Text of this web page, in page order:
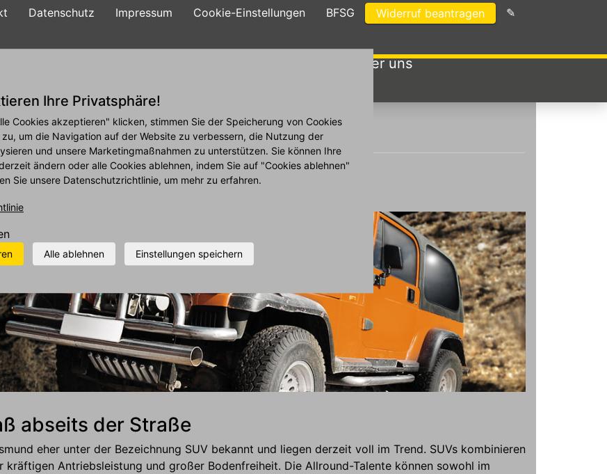
Ihre Privatsphäre!
Cookies akzeptieren" klicken, stimmen Sie der Speicherung von Cookies
um die Navigation auf der Website zu verbessern, die Nutzung der
und unsere Marketingmaßnahmen zu unterstützen. Sie können Ihre
ändern oder alle Cookies ablehnen, indem Sie auf "Cookies ablehnen"
Sie unsere Datenschutzrichtlinie, um mehr zu erfahren.
Alle ablehnen Einstellungen speichern
Über uns
Datenschutz Impressum Cookie-Einstellungen BFSG Widerruf beantragen ✎
abseits der Straße
eher unter der Bezeichnung SUV bekannt und liegen derzeit voll im Trend. SUVs kombinieren
Antriebsleistung und großer Bodenfreiheit. Die Allround-Talente können sowohl im